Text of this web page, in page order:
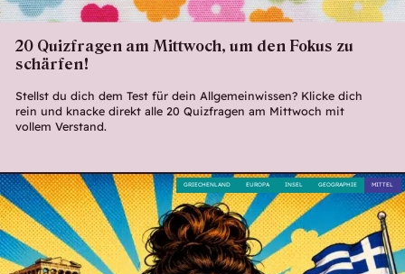
20 Quizfragen am Mittwoch, um den Fokus zu
schärfen!
Stellst du dich dem Test für dein Allgemeinwissen? Klicke dich
rein und knacke direkt alle 20 Quizfragen am Mittwoch mit
vollem Verstand.
MITTEL
GEOGRAPHIE
INSEL
EUROPA
GRIECHENLAND